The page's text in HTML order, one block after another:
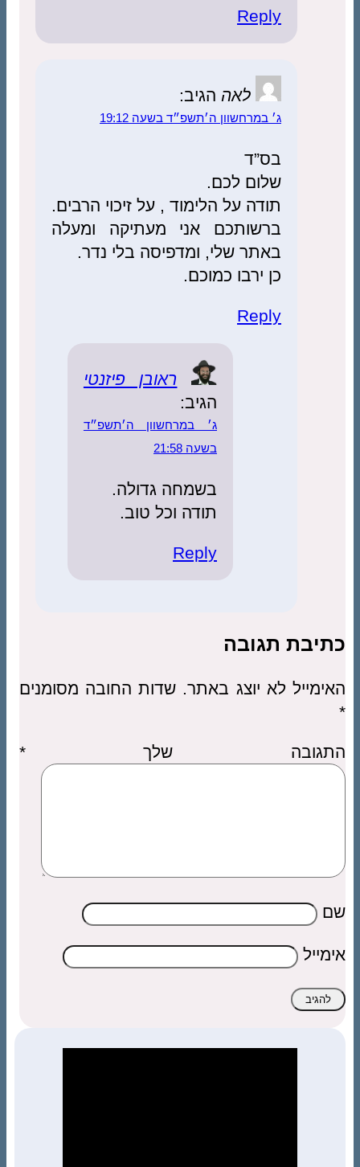
Reply
לאה הגיב:
ג׳ במרחשוון ה׳תשפ״ד בשעה 19:12
בס”ד
שלום לכם.
תודה על הלימוד , על זיכוי הרבים.
ברשותכם אני מעתיקה ומעלה
באתר שלי, ומדפיסה בלי נדר.
כן ירבו כמוכם.
Reply
ראובן פיזנטי
הגיב:
ג׳ במרחשוון ה׳תשפ״ד
בשעה 21:58
בשמחה גדולה.
תודה וכל טוב.
Reply
כתיבת תגובה
האימייל לא יוצג באתר.
שדות החובה מסומנים
*
התגובה שלך*
שם
אימייל